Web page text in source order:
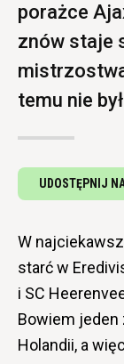
porażce
znów staje
temu nie
UDOSTĘPNIJ
W
starć w
i SC
Bowiem jeden
Holandii, a